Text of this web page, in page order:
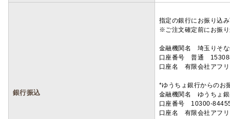
銀行振込
指定の銀行にお振り込
※ご注文確定前にお振
金融機関名 埼玉りそ
口座番号 普通
口座名 有限会社アフ
*ゆうちょ銀行からのお
金融機関名 ゆうちょ
口座番号 10300-
口座名 有限会社アフ